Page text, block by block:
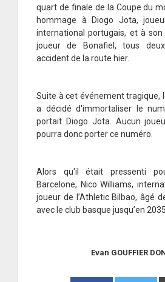
LIGUE 2
NATIONAL
COUPE DE LA LIGUE
ANGLETERRE
ALLEMAGNE
quart de finale de la Coupe du
hommage à Diogo Jota,
international portugais, et à
joueur de Bonafiel, tous
accident de la route hier.
Suite à cet événement tragique,
a décidé d'immortaliser le
portait Diogo Jota. Aucun
pourra donc porter ce numéro.
Alors qu'il était pressenti
Barcelone, Nico Williams,
joueur de l’Athletic Bilbao, âgé
avec le club basque jusqu’en 2035.
Evan GOUFFIER